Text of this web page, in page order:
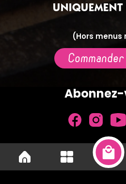
UNIQUEMENT
(Hors menus
Commander